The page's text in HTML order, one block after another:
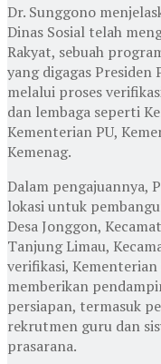
Dr. Sunggono
Dinas Sosial telah
Rakyat, sebuah
yang digagas
melalui proses
dan lembaga seperti
Kementerian PU,
Kemenag.
Dalam pengajuannya,
lokasi untuk
Desa Jonggon,
Tanjung Limau,
verifikasi, Kementerian
memberikan
persiapan, termasuk
rekrutmen guru dan
prasarana.